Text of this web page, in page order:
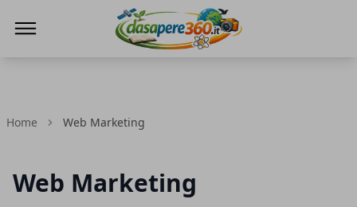
Home Web Marketing
Web Marketing